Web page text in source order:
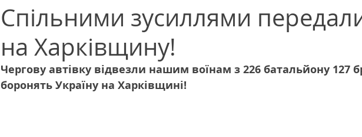
Спільними зусиллями
на Харківщину!
Чергову автівку відвезли нашим воїнам з 226 батальйону 127
боронять Україну на Харківщині!